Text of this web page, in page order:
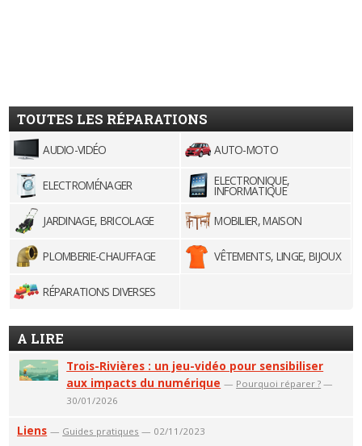
TOUTES LES RÉPARATIONS
AUDIO-VIDÉO AUTO-MOTO
ELECTROMÉNAGER ELECTRONIQUE,
INFORMATIQUE
JARDINAGE, BRICOLAGE
MOBILIER, MAISON
PLOMBERIE-CHAUFFAGE VÊTEMENTS, LINGE, BIJOUX
RÉPARATIONS DIVERSES
A LIRE
Trois-Rivières : un jeu-vidéo pour sensibiliser
aux impacts du numérique — Pourquoi réparer ? —
30/01/2026
Liens — Guides pratiques — 02/11/2023